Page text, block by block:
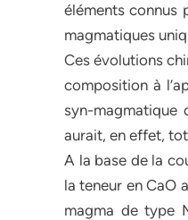
éléments connus
magmatiques
Ces évolutions
composition à
syn-
aurait, en effet,
A la base de la
la teneur en CaO
magma de type